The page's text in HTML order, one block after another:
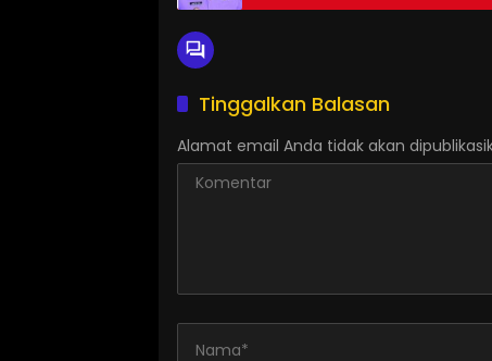
Tinggalkan Balasan
Alamat email Anda tidak akan